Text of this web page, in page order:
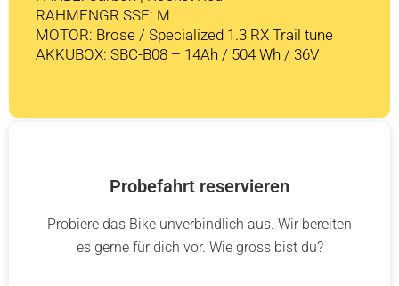
RAHMENGR SSE: M
MOTOR: Brose / Specialized 1.3 RX Trail tune
AKKUBOX: SBC-B08 – 14Ah / 504 Wh / 36V
Probefahrt reservieren
Probiere das Bike unverbindlich aus. Wir bereiten
es gerne für dich vor. Wie gross bist du?